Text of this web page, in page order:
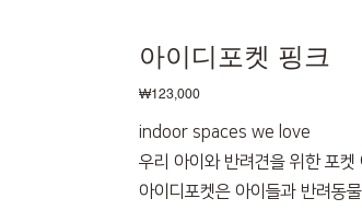
아이디포켓 핑크
가
₩123,000
indoor spaces we love
우리 아이와 반려견을 위한 포켓
아이디포켓은 아이들과 반려동